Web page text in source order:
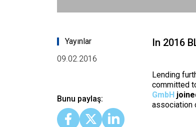
Yayınlar
09.02.2016
Bunu paylaş:
In 2016
Lending
committed
GmbH
association